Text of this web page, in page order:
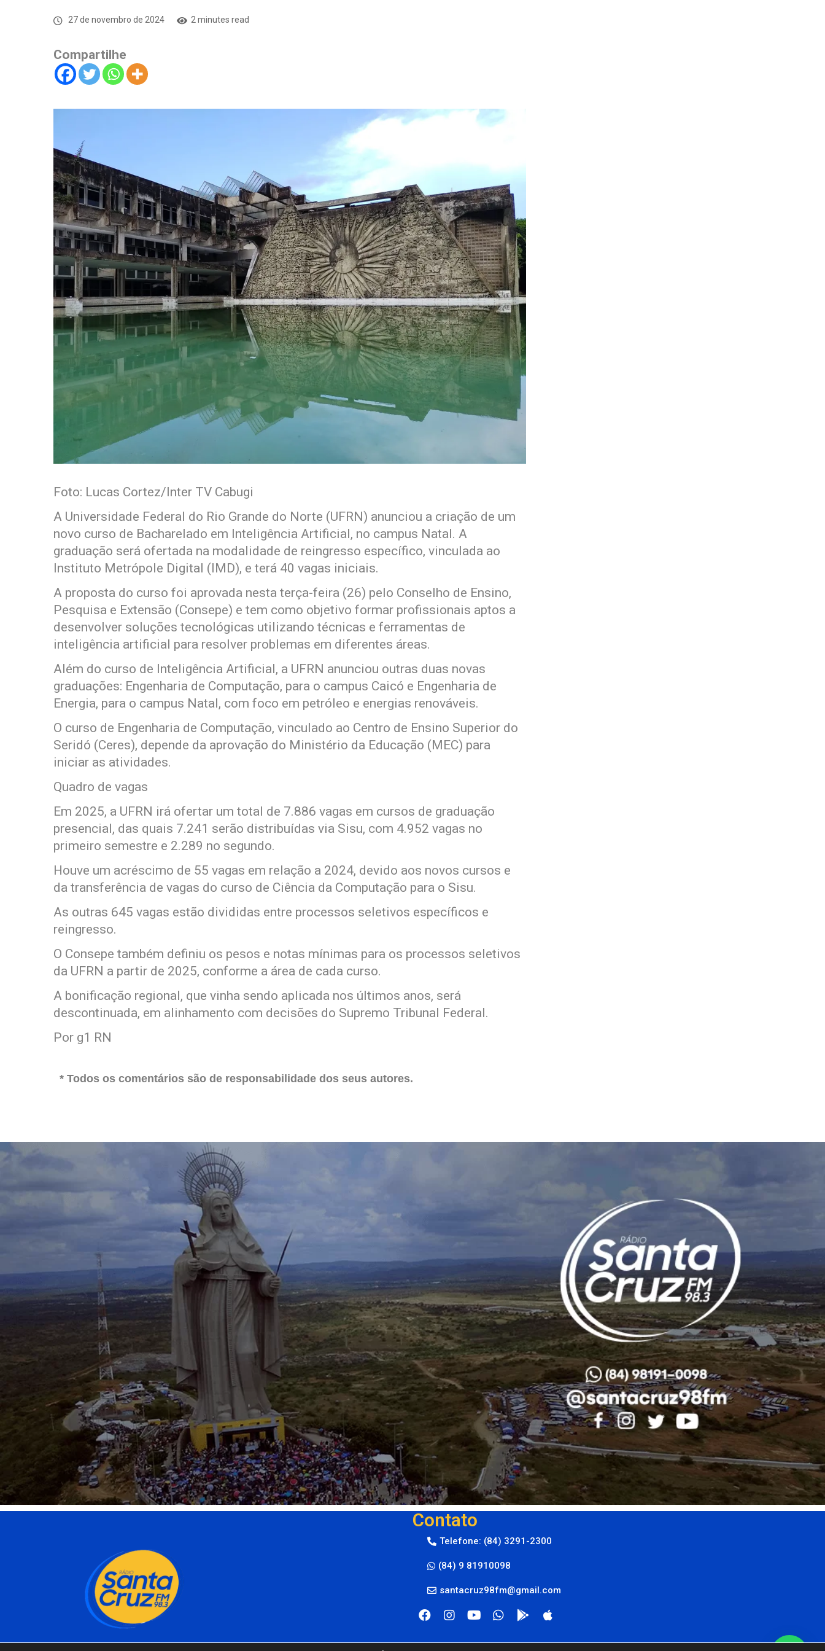
27 de novembro de 2024 2 minutes read
Compartilhe
Foto: Lucas Cortez/Inter TV Cabugi
A Universidade Federal do Rio Grande do Norte (UFRN) anunciou a criação de um
novo curso de Bacharelado em Inteligência Artificial, no campus Natal. A
graduação será ofertada na modalidade de reingresso específico, vinculada ao
Instituto Metrópole Digital (IMD), e terá 40 vagas iniciais.
A proposta do curso foi aprovada nesta terça-feira (26) pelo Conselho de Ensino,
Pesquisa e Extensão (Consepe) e tem como objetivo formar profissionais aptos a
desenvolver soluções tecnológicas utilizando técnicas e ferramentas de
inteligência artificial para resolver problemas em diferentes áreas.
Além do curso de Inteligência Artificial, a UFRN anunciou outras duas novas
graduações: Engenharia de Computação, para o campus Caicó e Engenharia de
Energia, para o campus Natal, com foco em petróleo e energias renováveis.
O curso de Engenharia de Computação, vinculado ao Centro de Ensino Superior do
Seridó (Ceres), depende da aprovação do Ministério da Educação (MEC) para
iniciar as atividades.
Quadro de vagas
Em 2025, a UFRN irá ofertar um total de 7.886 vagas em cursos de graduação
presencial, das quais 7.241 serão distribuídas via Sisu, com 4.952 vagas no
primeiro semestre e 2.289 no segundo.
Houve um acréscimo de 55 vagas em relação a 2024, devido aos novos cursos e
da transferência de vagas do curso de Ciência da Computação para o Sisu.
As outras 645 vagas estão divididas entre processos seletivos específicos e
reingresso.
O Consepe também definiu os pesos e notas mínimas para os processos seletivos
da UFRN a partir de 2025, conforme a área de cada curso.
A bonificação regional, que vinha sendo aplicada nos últimos anos, será
descontinuada, em alinhamento com decisões do Supremo Tribunal Federal.
Por g1 RN
* Todos os comentários são de responsabilidade dos seus autores.
Contato
Telefone: (84) 3291-2300
(84) 9 81910098
santacruz98fm@gmail.com